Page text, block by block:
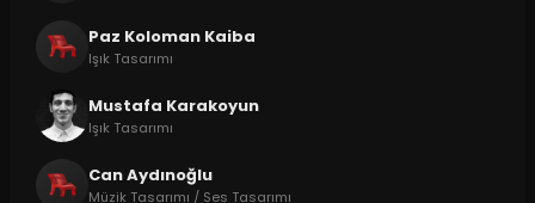
Paz Koloman Kaiba
Işık Tasarımı
Mustafa Karakoyun
Işık Tasarımı
Can Aydınoğlu
Müzik Tasarımı / Ses Tasarımı